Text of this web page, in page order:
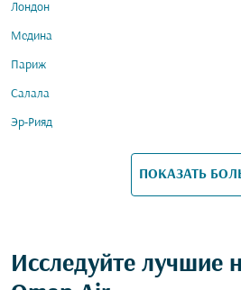
Лондон
Медина
Париж
Салала
Эр-Рияд
ПОКАЗАТЬ
Исследуйте лучшие